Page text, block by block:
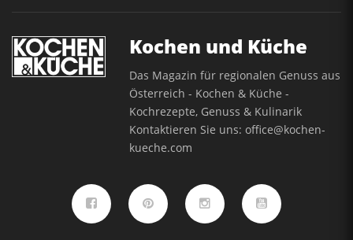
Kochen und Küche
Das Magazin für regionalen Genuss aus
Österreich - Kochen & Küche -
Kochrezepte, Genuss & Kulinarik
Kontaktieren Sie uns:office@kochen-
kueche.com